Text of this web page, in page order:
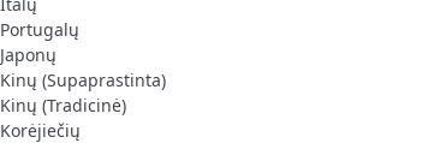
Portugalų
Japonų
Kinų (Supaprastinta)
Kinų (Tradicinė)
Korėjiečių